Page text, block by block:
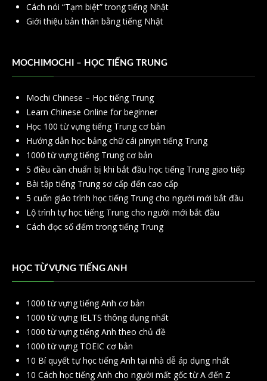
Cách nói “Tạm biệt” trong tiếng Nhật
Giới thiệu bản thân bằng tiếng Nhật
MOCHIMOCHI – HỌC TIẾNG TRUNG
Mochi Chinese – Học tiếng Trung
Learn Chinese Online for beginner
Học 100 từ vựng tiếng Trung cơ bản
Hướng dẫn học bảng chữ cái pinyin tiếng Trung
1000 từ vựng tiếng Trung cơ bản
5 điều cần chuẩn bị khi bắt đầu học tiếng Trung giao tiếp
Bài tập tiếng Trung sơ cấp đến cao cấp
5 cuốn giáo trình học tiếng Trung cho người mới bắt đầu
Lộ trình tự học tiếng Trung cho người mới bắt đầu
Cách đọc số đếm trong tiếng Trung
HỌC TỪ VỰNG TIẾNG ANH
1000 từ vựng tiếng Anh cơ bản
1000 từ vựng IELTS thông dụng nhất
1000 từ vựng tiếng Anh theo chủ đề
1000 từ vựng TOEIC cơ bản
10 Bí quyết tự học tiếng Anh tại nhà dễ áp dụng nhất
10 Cách học tiếng Anh cho người mất gốc từ A đến Z